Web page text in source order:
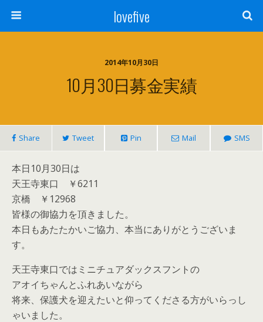
lovefive
2014年10月30日
10月30日募金実績
Share Tweet Pin Mail SMS
本日10月30日は
天王寺東口 ￥6211
京橋 ￥12968
皆様の御協力を頂きました。
本日もあたたかいご協力、本当にありがとうございま
す。
天王寺東口ではミニチュアダックスフントの
アオイちゃんとふれあいながら
将来、保護犬を迎えたいと仰ってくださる方がいらっし
ゃいました。